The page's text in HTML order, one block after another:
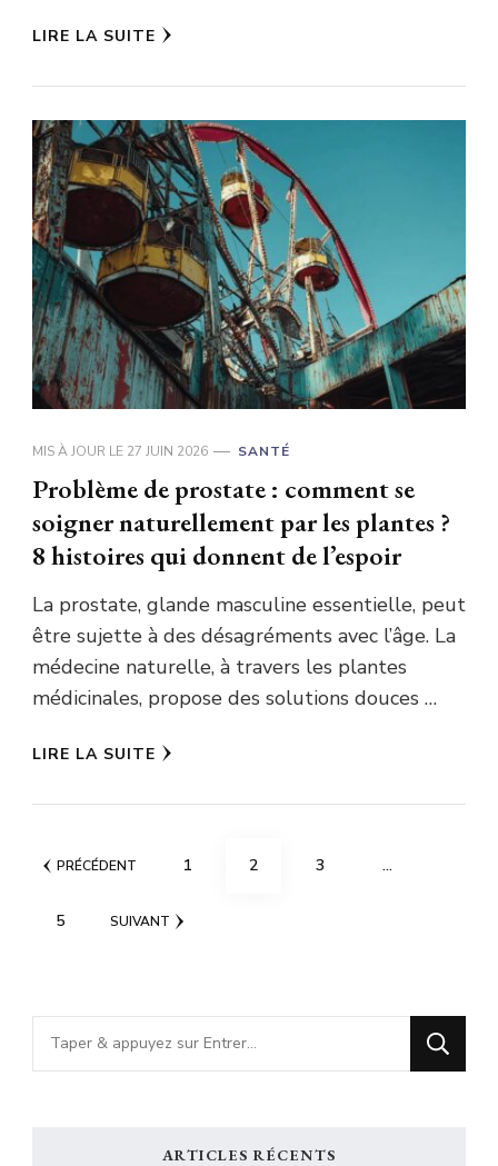
LIRE LA SUITE
MIS À JOUR LE 27 JUIN 2026 SANTÉ
Problème de prostate : comment se
soigner naturellement par les plantes ?
8 histoires qui donnent de l’espoir
La prostate, glande masculine essentielle, peut
être sujette à des désagréments avec l’âge. La
médecine naturelle, à travers les plantes
médicinales, propose des solutions douces …
LIRE LA SUITE
Pagination
publications
PRÉCÉDENT PAGE
1 PAGE
2 PAGE
3 …
PAGE
5 SUIVANT
Vous
recherchiez
ARTICLES RÉCENTS